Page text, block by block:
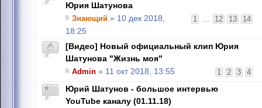
Юрия Шатунова
1 ... 12 13 14
Знающий » 10 дек 2018,
18:25
[Видео] Новый официальный клип Юрия
Шатунова "Жизнь моя"
1 2 3 4
Admin » 11 окт 2018, 13:55
Юрий Шатунов - большое интервью
YouTube каналу (01.11.18)